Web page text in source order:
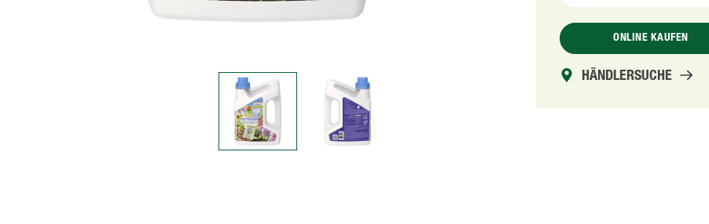
ONLINE KAUFEN
HÄNDLERSUCHE